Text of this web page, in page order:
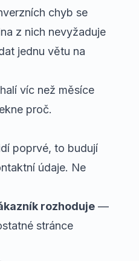
chyb se
z nich nevyžaduje
jednu větu na
víc než měsíce
proč.
poprvé, to budují
údaje. Ne
rozhoduje —
stránce